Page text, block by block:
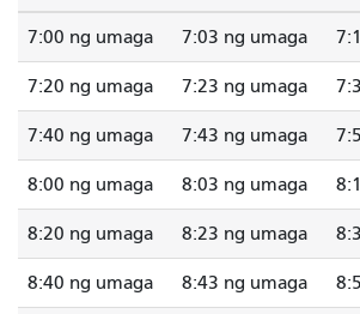
7:00 ng umaga 7:03 ng umaga
7:20 ng umaga 7:23 ng umaga
7:40 ng umaga 7:43 ng umaga
8:00 ng umaga 8:03 ng umaga
8:20 ng umaga 8:23 ng umaga
8:40 ng umaga 8:43 ng umaga